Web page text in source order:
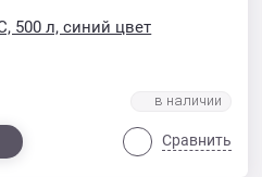
500 л, синий цвет
Сравнить